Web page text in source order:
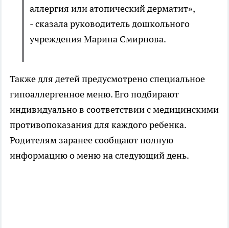
аллергия или атопический дерматит»,
- сказала руководитель дошкольного
учреждения Марина Смирнова.
Также для детей предусмотрено специальное
гипоаллергенное меню. Его подбирают
индивидуально в соответствии с медицинскими
противопоказания для каждого ребенка.
Родителям заранее сообщают полную
информацию о меню на следующий день.